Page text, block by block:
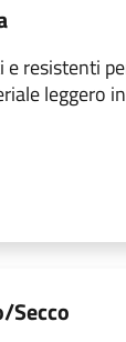
e resistenti
leggero
Secco